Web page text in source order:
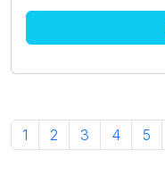
1 2 3 4 5